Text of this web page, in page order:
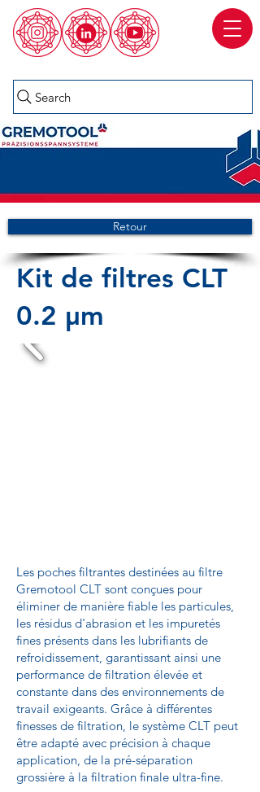
Search
Retour
Kit de filtres CLT
0.2 µm
Les poches filtrantes destinées au filtre
Gremotool CLT sont conçues pour
éliminer de manière fiable les particules,
les résidus d'abrasion et les impuretés
fines présents dans les lubrifiants de
refroidissement, garantissant ainsi une
performance de filtration élevée et
constante dans des environnements de
travail exigeants. Grâce à différentes
finesses de filtration, le système CLT peut
être adapté avec précision à chaque
application, de la pré-séparation
grossière à la filtration finale ultra-fine.